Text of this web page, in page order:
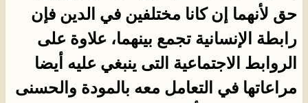
حق لأنهما إن كانا مختلفين في الدين فإن
رابطة الإنسانية تجمع بينهما، علاوة على
الروابط الاجتماعية التى ينبغي عليه أيضا
مراعاتها في التعامل معه بالمودة والحسنى